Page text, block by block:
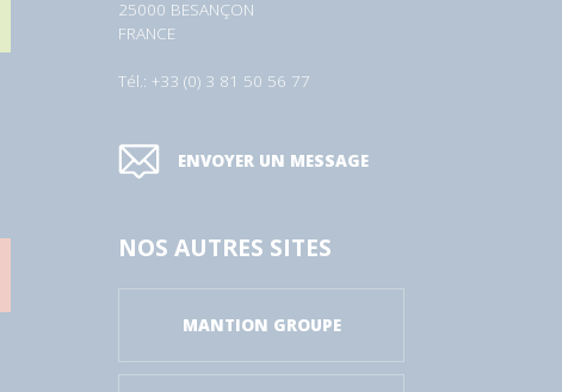
25000 BESANÇON
FRANCE
Tél.: +33 (0) 3 81 50 56 77
ENVOYER UN MESSAGE
NOS AUTRES SITES
MANTION GROUPE